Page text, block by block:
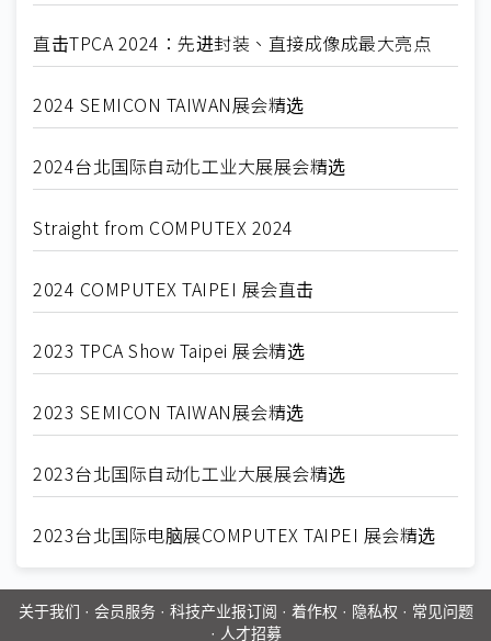
直击TPCA 2024：先进封装、直接成像成最大亮点
2024 SEMICON TAIWAN展会精选
2024台北国际自动化工业大展展会精选
Straight from COMPUTEX 2024
2024 COMPUTEX TAIPEI 展会直击
2023 TPCA Show Taipei 展会精选
2023 SEMICON TAIWAN展会精选
2023台北国际自动化工业大展展会精选
2023台北国际电脑展COMPUTEX TAIPEI 展会精选
关于我们 · 会员服务· 科技产业报订阅 · 着作权 · 隐私权 · 常见问题
· 人才招募